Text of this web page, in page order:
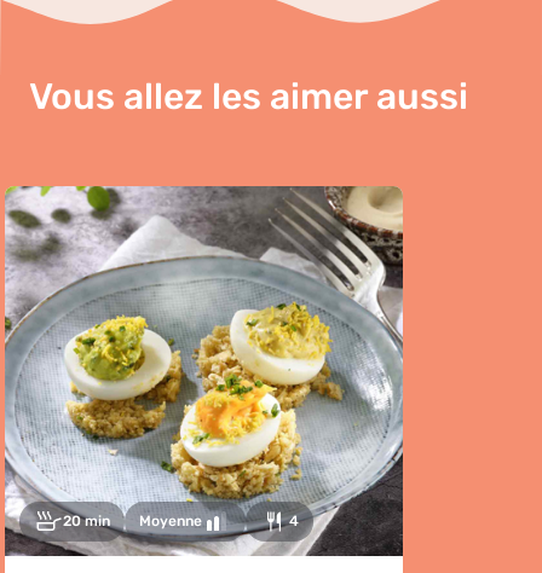
Vous allez les aimer aussi
20 min Moyenne 4